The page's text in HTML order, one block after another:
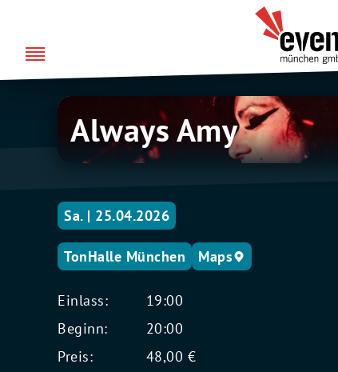
springen
Always
Amy
Always Amy
Sa. | 25.04.2026
TonHalle München Maps
Einlass:
19:00
Beginn:
20:00
Preis:
48,00 €